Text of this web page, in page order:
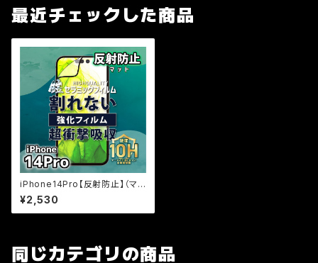
最近チェックした商品
iPhone14Pro【反射防止】（マッ
ト）割れないセラミックフィルム
『鎧』全面フルカバー
¥2,530
同じカテゴリの商品